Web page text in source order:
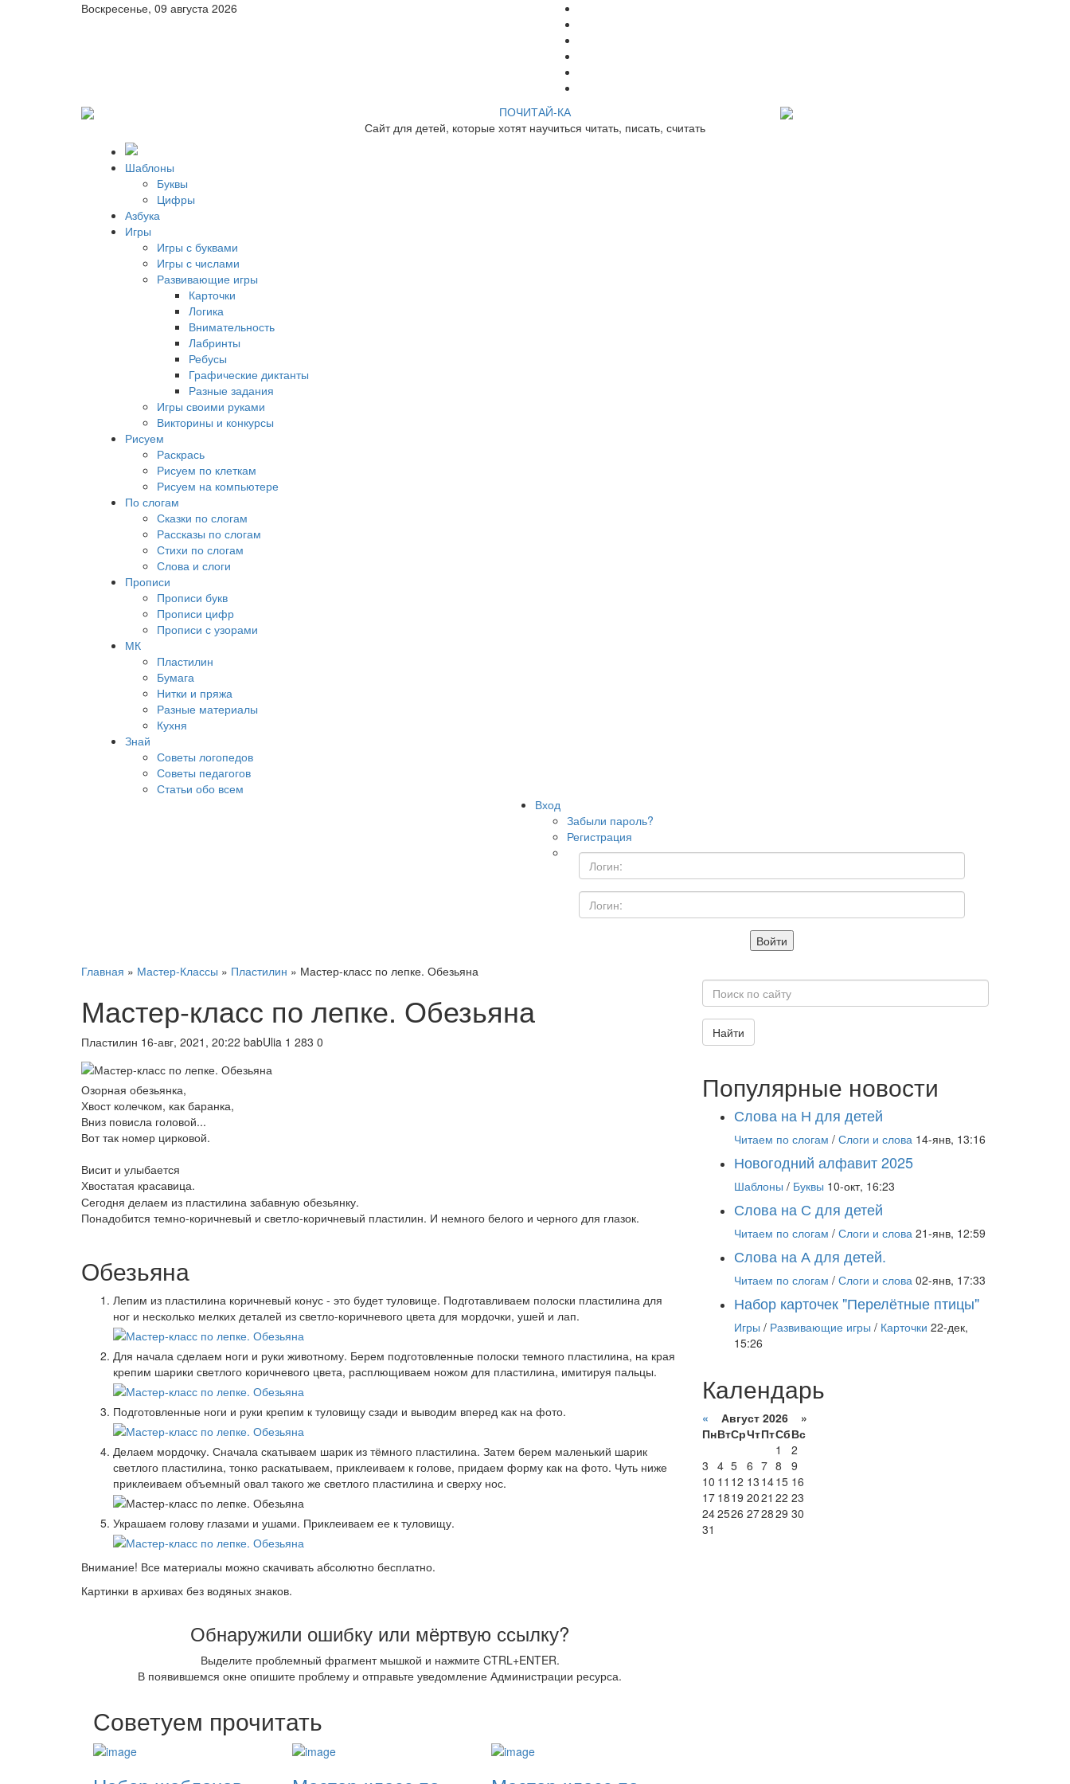
Воскресенье, 09 августа 2026
ПОЧИТАЙ-КА
Сайт для детей, которые хотят научиться читать, писать, считать
Шаблоны
Буквы
Цифры
Азбука
Игры
Игры с буквами
Игры с числами
Развивающие игры
Карточки
Логика
Внимательность
Лабринты
Ребусы
Графические диктанты
Разные задания
Игры своими руками
Викторины и конкурсы
Рисуем
Раскрась
Рисуем по клеткам
Рисуем на компьютере
По слогам
Сказки по слогам
Рассказы по слогам
Стихи по слогам
Слова и слоги
Прописи
Прописи букв
Прописи цифр
Прописи с узорами
МК
Пластилин
Бумага
Нитки и пряжа
Разные материалы
Кухня
Знай
Советы логопедов
Советы педагогов
Статьи обо всем
Вход
Забыли пароль?
Регистрация
Войти
Главная » Мастер-Классы » Пластилин » Мастер-класс по лепке. Обезьяна
Мастер-класс по лепке. Обезьяна
Пластилин 16-авг, 2021, 20:22 babUlia 1 283 0
Озорная обезьянка,
Хвост колечком, как баранка,
Вниз повисла головой...
Вот так номер цирковой.
Висит и улыбается
Хвостатая красавица.
Сегодня делаем из пластилина забавную обезьянку.
Понадобится темно-коричневый и светло-коричневый пластилин. И немного белого и черного для глазок.
Обезьяна
Лепим из пластилина коричневый конус - это будет туловище. Подготавливаем полоски пластилина для
ног и несколько мелких деталей из светло-коричневого цвета для мордочки, ушей и лап.
Для начала сделаем ноги и руки животному. Берем подготовленные полоски темного пластилина, на края
крепим шарики светлого коричневого цвета, расплющиваем ножом для пластилина, имитируя пальцы.
Подготовленные ноги и руки крепим к туловищу сзади и выводим вперед как на фото.
Делаем мордочку. Сначала скатываем шарик из тёмного пластилина. Затем берем маленький шарик
светлого пластилина, тонко раскатываем, приклеиваем к голове, придаем форму как на фото. Чуть ниже
приклеиваем объемный овал такого же светлого пластилина и сверху нос.
Украшаем голову глазами и ушами. Приклеиваем ее к туловищу.
Внимание! Все материалы можно скачивать абсолютно бесплатно.
Картинки в архивах без водяных знаков.
Обнаружили ошибку или мёртвую ссылку?
Выделите проблемный фрагмент мышкой и нажмите CTRL+ENTER.
В появившемся окне опишите проблему и отправьте уведомление Администрации ресурса.
Советуем прочитать
Найти
Популярные новости
Слова на Н для детей
Читаем по слогам / Слоги и слова 14-янв, 13:16
Новогодний алфавит 2025
Шаблоны / Буквы 10-окт, 16:23
Слова на С для детей
Читаем по слогам / Слоги и слова 21-янв, 12:59
Слова на А для детей.
Читаем по слогам / Слоги и слова 02-янв, 17:33
Набор карточек "Перелётные птицы"
Игры / Развивающие игры / Карточки 22-дек,
15:26
Календарь
« Август 2026 »
ПнВтСрЧтПтСбВс
1
2
3 4 5 6 7 8
9
10 11 12 13 1415 16
17 1819 2021 22 23
242526 272829 30
31